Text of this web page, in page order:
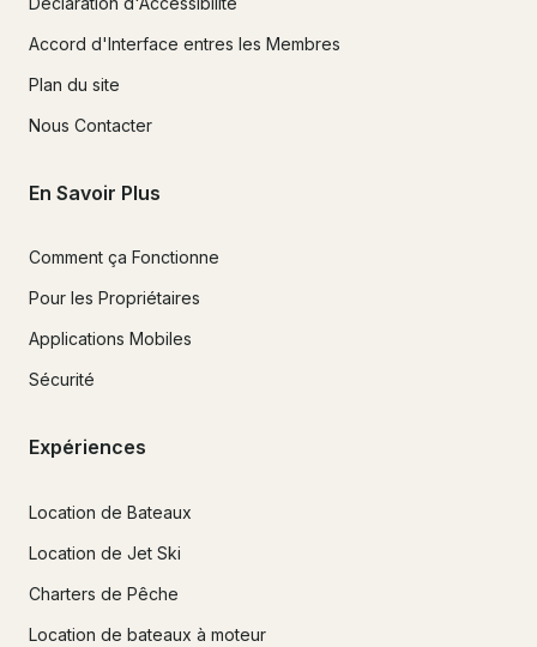
Accord d'Interface entres les Membres
Plan du site
Nous Contacter
En Savoir Plus
Comment ça Fonctionne
Pour les Propriétaires
Applications Mobiles
Sécurité
Expériences
Location de Bateaux
Location de Jet Ski
Charters de Pêche
Location de bateaux à moteur